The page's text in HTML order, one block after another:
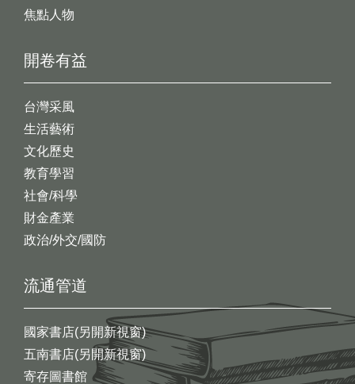
開卷有益
台灣采風
生活藝術
文化歷史
教育學習
社會/科學
財金產業
政治/外交/國防
焦點人物
流通管道
國家書店(另開新視窗)
五南書店(另開新視窗)
寄存圖書館